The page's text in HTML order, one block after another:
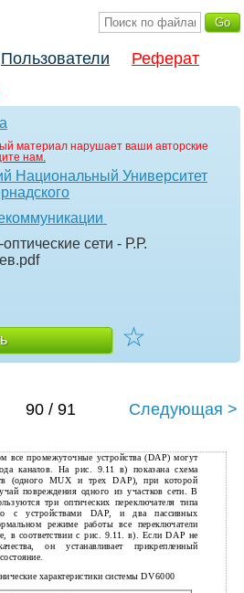
Пользователи
Реферат
материал нарушает ваши авторские
нам.
Национальный Университет
сети - Р.Р.
.pdf
☆
90 / 91 Следующая >
все промежуточные устройства (DAP) могут
каналов. На рис. 9.11 в) показана схема
(одного MUX и трех DAP), при которой
повреждения одного из участков сети. В
три оптических переключателя типа
с устройствами DAP, и два пассивных
режиме работы все переключатели
в соответствии с рис. 9.11. в). Если DAP не
он устанавливает прикрепленный
характеристики системы DV6000